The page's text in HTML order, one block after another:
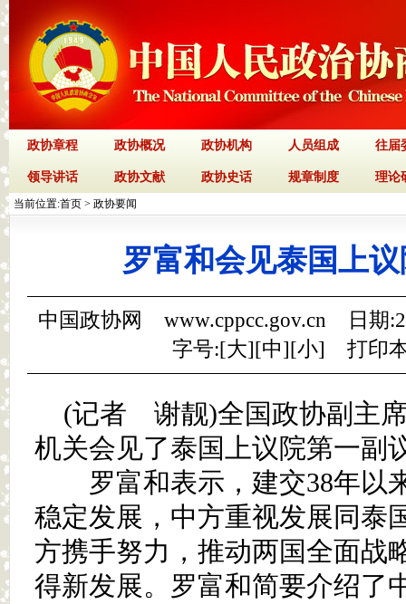
政协章程 政协概况 政协机构 人员组成 往届
领导讲话 政协文献 政协史话 规章制度 理论
当前位置:首页 > 政协要闻
罗富和会见泰国上
中国政协网 www.cppcc.gov.cn 日期
字号:[大][中][小] 打印
(记者 谢靓)全国政协副主
机关会见了泰国上议院第一副
罗富和表示，建交38年以
稳定发展，中方重视发展同泰
方携手努力，推动两国全面战
得新发展。罗富和简要介绍了